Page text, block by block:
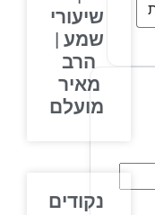
Google
שיעורי
שמע |
הרב
מאיר
מועלם
נקודים